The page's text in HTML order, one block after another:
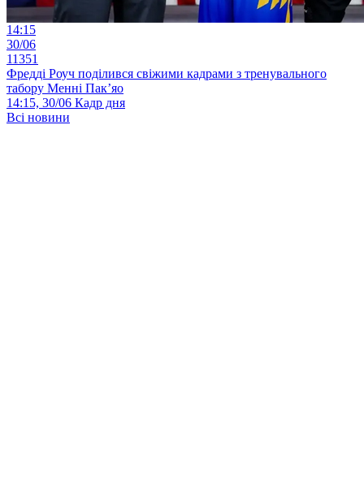
14:15
30/06
11351
Фредді Роуч поділився свіжими кадрами з тренувального
табору Менні Пак’яо
14:15, 30/06 Кадр дня
Всі новини